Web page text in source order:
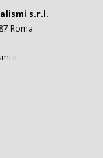
s.r.l.
Roma